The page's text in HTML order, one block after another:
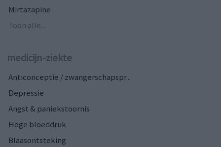
Mirtazapine
Toon alle...
medicijn-ziekte
Anticonceptie / zwangerschapspr...
Depressie
Angst & paniekstoornis
Hoge bloeddruk
Blaasontsteking